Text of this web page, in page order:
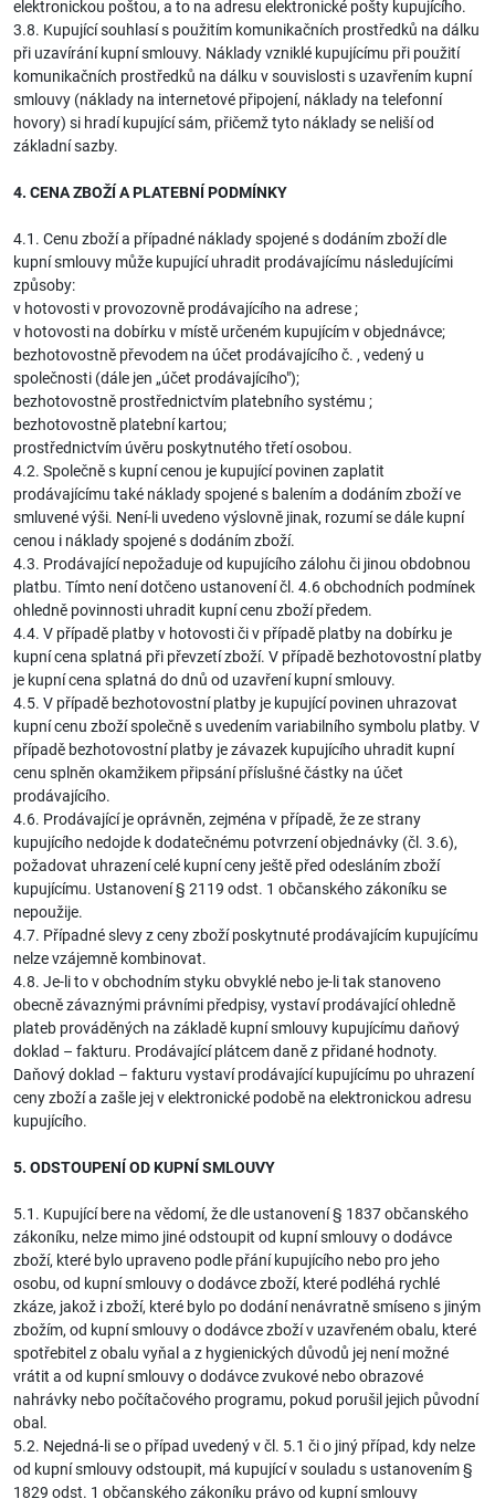
elektronickou poštou, a to na adresu elektronické pošty kupujícího.
3.8. Kupující souhlasí s použitím komunikačních prostředků na dálku
při uzavírání kupní smlouvy. Náklady vzniklé kupujícímu při použití
komunikačních prostředků na dálku v souvislosti s uzavřením kupní
smlouvy (náklady na internetové připojení, náklady na telefonní
hovory) si hradí kupující sám, přičemž tyto náklady se neliší od
základní sazby.
4. CENA ZBOŽÍ A PLATEBNÍ PODMÍNKY
4.1. Cenu zboží a případné náklady spojené s dodáním zboží dle
kupní smlouvy může kupující uhradit prodávajícímu následujícími
způsoby:
v hotovosti v provozovně prodávajícího na adrese ;
v hotovosti na dobírku v místě určeném kupujícím v objednávce;
bezhotovostně převodem na účet prodávajícího č. , vedený u
společnosti (dále jen „účet prodávajícího");
bezhotovostně prostřednictvím platebního systému ;
bezhotovostně platební kartou;
prostřednictvím úvěru poskytnutého třetí osobou.
4.2. Společně s kupní cenou je kupující povinen zaplatit
prodávajícímu také náklady spojené s balením a dodáním zboží ve
smluvené výši. Není-li uvedeno výslovně jinak, rozumí se dále kupní
cenou i náklady spojené s dodáním zboží.
4.3. Prodávající nepožaduje od kupujícího zálohu či jinou obdobnou
platbu. Tímto není dotčeno ustanovení čl. 4.6 obchodních podmínek
ohledně povinnosti uhradit kupní cenu zboží předem.
4.4. V případě platby v hotovosti či v případě platby na dobírku je
kupní cena splatná při převzetí zboží. V případě bezhotovostní platby
je kupní cena splatná do dnů od uzavření kupní smlouvy.
4.5. V případě bezhotovostní platby je kupující povinen uhrazovat
kupní cenu zboží společně s uvedením variabilního symbolu platby. V
případě bezhotovostní platby je závazek kupujícího uhradit kupní
cenu splněn okamžikem připsání příslušné částky na účet
prodávajícího.
4.6. Prodávající je oprávněn, zejména v případě, že ze strany
kupujícího nedojde k dodatečnému potvrzení objednávky (čl. 3.6),
požadovat uhrazení celé kupní ceny ještě před odesláním zboží
kupujícímu. Ustanovení § 2119 odst. 1 občanského zákoníku se
nepoužije.
4.7. Případné slevy z ceny zboží poskytnuté prodávajícím kupujícímu
nelze vzájemně kombinovat.
4.8. Je-li to v obchodním styku obvyklé nebo je-li tak stanoveno
obecně závaznými právními předpisy, vystaví prodávající ohledně
plateb prováděných na základě kupní smlouvy kupujícímu daňový
doklad – fakturu. Prodávající plátcem daně z přidané hodnoty.
Daňový doklad – fakturu vystaví prodávající kupujícímu po uhrazení
ceny zboží a zašle jej v elektronické podobě na elektronickou adresu
kupujícího.
5. ODSTOUPENÍ OD KUPNÍ SMLOUVY
5.1. Kupující bere na vědomí, že dle ustanovení § 1837 občanského
zákoníku, nelze mimo jiné odstoupit od kupní smlouvy o dodávce
zboží, které bylo upraveno podle přání kupujícího nebo pro jeho
osobu, od kupní smlouvy o dodávce zboží, které podléhá rychlé
zkáze, jakož i zboží, které bylo po dodání nenávratně smíseno s jiným
zbožím, od kupní smlouvy o dodávce zboží v uzavřeném obalu, které
spotřebitel z obalu vyňal a z hygienických důvodů jej není možné
vrátit a od kupní smlouvy o dodávce zvukové nebo obrazové
nahrávky nebo počítačového programu, pokud porušil jejich původní
obal.
5.2. Nejedná-li se o případ uvedený v čl. 5.1 či o jiný případ, kdy nelze
od kupní smlouvy odstoupit, má kupující v souladu s ustanovením §
1829 odst. 1 občanského zákoníku právo od kupní smlouvy